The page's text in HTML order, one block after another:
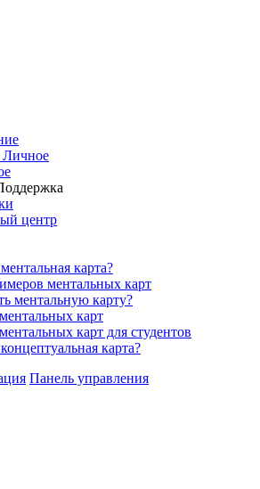
Личное
центр
карта?
ментальных карт
ментальную карту?
карт
карт для студентов
карта?
Панель управления